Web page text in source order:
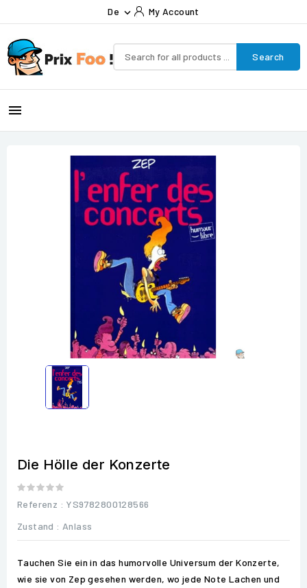
De  My Account
Search

Die Hölle der Konzerte
Referenz : YS9782800128566
Zustand : Anlass
Tauchen Sie ein in das humorvolle Universum der Konzerte,
wie sie von Zep gesehen werden, wo jede Note Lachen und